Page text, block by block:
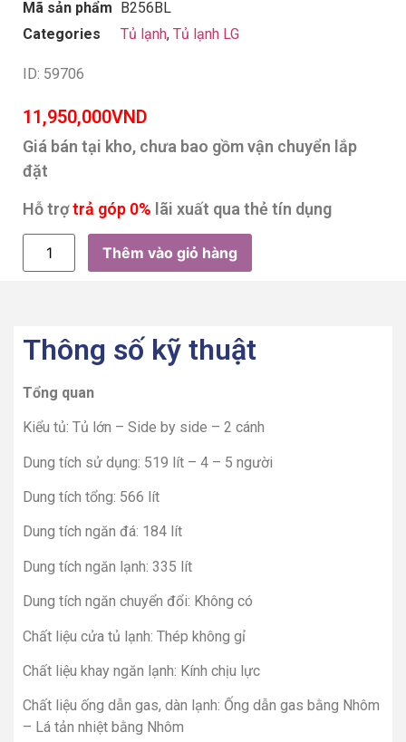
Mã sản phẩm B256BL
Categories
Tủ lạnh, Tủ lạnh LG
ID: 59706
11,950,000VND
Giá bán tại kho, chưa bao gồm vận chuyển lắp
đặt
Hỗ trợtrả góp 0% lãi xuất qua thẻ tín dụng
Thêm vào giỏ hàng
Thông số kỹ thuật
Tổng quan
Kiểu tủ: Tủ lớn – Side by side – 2 cánh
Dung tích sử dụng: 519 lít – 4 – 5 người
Dung tích tổng: 566 lít
Dung tích ngăn đá: 184 lít
Dung tích ngăn lạnh: 335 lít
Dung tích ngăn chuyển đổi: Không có
Chất liệu cửa tủ lạnh: Thép không gỉ
Chất liệu khay ngăn lạnh: Kính chịu lực
Chất liệu ống dẫn gas, dàn lạnh: Ống dẫn gas bằng Nhôm
– Lá tản nhiệt bằng Nhôm